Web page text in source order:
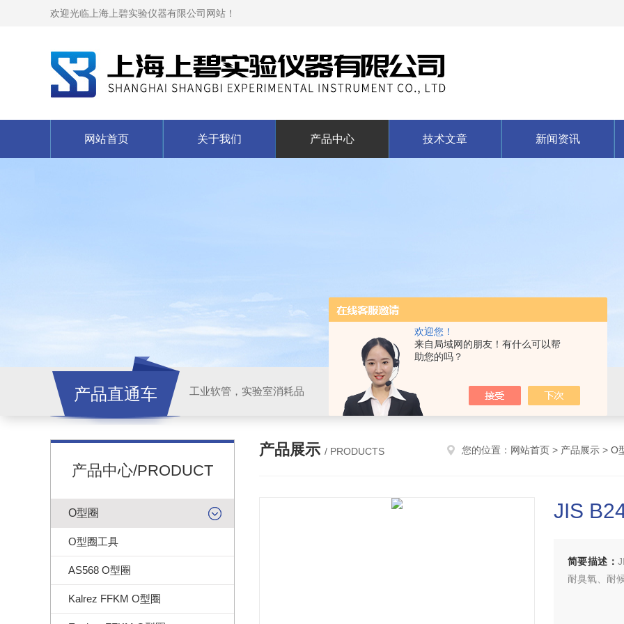
欢迎您！
来自局域网的朋友！有什么可以帮
助您的吗？
欢迎光临上海上碧实验仪器有限公司网站！
网站首页 关于我们 产品中心 技术文章 新闻资讯
产品直通车 工业软管，实验室消耗品
产品中心/PRODUCT
O型圈
O型圈工具
AS568 O型圈
Kalrez FFKM O型圈
产品展示 / PRODUCTS 您的位置： 网站首页 > 产品展示 > O
JIS
简要描述：
耐臭氧、耐